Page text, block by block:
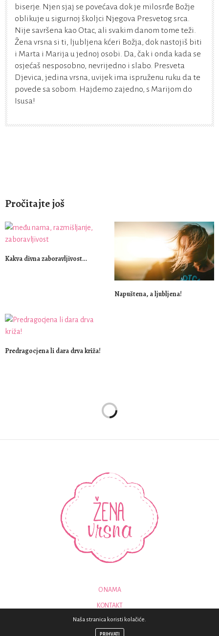
biserje. Njen sjaj se povećava dok je milosrđe Božje
oblikuje u sigurnoj školjci Njegova Presvetog srca.
Nije savršena kao Otac, ali svakim danom tome teži.
Žena vrsna si ti, ljubljena kćeri Božja, dok nastojiš biti
i Marta i Marija u jednoj osobi. Da, čak i onda kada se
osjećaš nesposobno, nevrijedno i slabo. Presveta
Djevica, jedina vrsna, uvijek ima ispruženu ruku da te
povede sa sobom. Hajdemo zajedno, s Marijom do
Isusa!
Pročitajte još
Kakva divna zaboravljivost…
Napuštena, a ljubljena!
Predragocjena li dara drva križa!
O NAMA
KONTAKT
© 2018 - SVA PRAVA PRIDRŽANA - ZENAVRSNA.COM
Naša stranica koristi kolačiće.
PRIHVATI